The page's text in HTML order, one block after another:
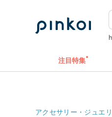
注目特集
アクセサリー・ジュエ